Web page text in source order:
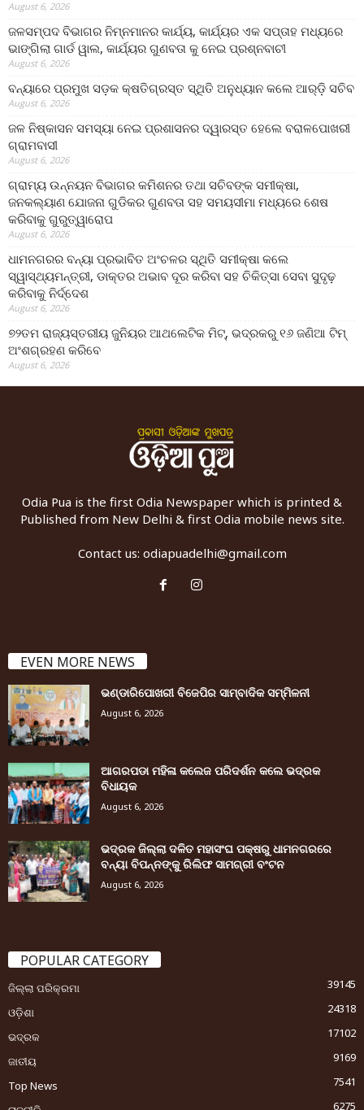
August 6, 2026
ଜଳସମ୍ପଦ ବିଭାଗର ନିମ୍ନମାନର କାର୍ଯ୍ୟ, କାର୍ଯ୍ୟର ଏକ ସପ୍ତାହ ମଧ୍ୟରେ
ଭାଙ୍ଗିଲା ଗାର୍ଡ ୱାଲ, କାର୍ଯ୍ୟର ଗୁଣବତା କୁ ନେଇ ପ୍ରଶ୍ନବାଚୀ
August 6, 2026
ବନ୍ୟାରେ ପ୍ରମୁଖ ସଡ଼କ କ୍ଷତିଗ୍ରସ୍ତ ସ୍ଥିତି ଅନୁଧ୍ୟାନ କଲେ ଆର୍‌ଡ଼ି ସଚିବ
August 6, 2026
ଜଳ ନିଷ୍କାସନ ସମସ୍ୟା ନେଇ ପ୍ରଶାସନର ଦ୍ୱାରସ୍ତ ହେଲେ ବରାଳପୋଖରୀ
ଗ୍ରାମବାସୀ
August 6, 2026
ଗ୍ରାମ୍ୟ ଉନ୍ନୟନ ବିଭାଗର କମିଶନର ତଥା ସଚିବଙ୍କ ସମୀକ୍ଷା,
ଜନକଲ୍ୟାଣ ଯୋଜନା ଗୁଡିକର ଗୁଣବତା ସହ ସମୟସୀମା ମଧ୍ୟରେ ଶେଷ
କରିବାକୁ ଗୁରୁତ୍ୱାରୋପ
August 6, 2026
ଧାମନଗରର ବନ୍ୟା ପ୍ରଭାବିତ ଅଂଚଳର ସ୍ଥିତି ସମୀକ୍ଷା କଲେ
ସ୍ୱାସ୍ଥ୍ୟମନ୍ତ୍ରୀ, ଡାକ୍ତର ଅଭାବ ଦୂର କରିବା ସହ ଚିକିତ୍ସା ସେବା ସୁଦୃଢ଼
କରିବାକୁ ନିର୍ଦ୍ଦେଶ
August 6, 2026
୭୨ତମ ରାଜ୍ୟସ୍ତରୀୟ ଜୁନିୟର ଆଥଲେଟିକ ମିଟ୍‌, ଭଦ୍ରକରୁ ୧୬ ଜଣିଆ ଟିମ୍
ଅଂଶଗ୍ରହଣ କରିବେ
August 6, 2026
Odia Pua is the first Odia Newspaper which is printed &
Published from New Delhi & first Odia mobile news site.
Contact us: odiapuadelhi@gmail.com
EVEN MORE NEWS
ଭଣ୍ଡାରିପୋଖରୀ ବିଜେପିର ସାମ୍ବାଦିକ ସମ୍ମିଳନୀ
August 6, 2026
ଆଗରପଡା ମହିଳା କଲେଜ ପରିଦର୍ଶନ କଲେ ଭଦ୍ରକ
ବିଧାୟକ
August 6, 2026
ଭଦ୍ରକ ଜିଲ୍ଲା ଦଳିତ ମହାସଂଘ ପକ୍ଷରୁ ଧାମନଗରରେ
ବନ୍ୟା ବିପନ୍ନଙ୍କୁ ରିଲିଫ ସାମଗ୍ରୀ ବଂଟନ
August 6, 2026
POPULAR CATEGORY
ଜିଲ୍ଲା ପରିକ୍ରମା
39145
ଓଡ଼ିଶା
24318
ଭଦ୍ରକ
17102
ଜାତୀୟ
9169
Top News
7541
6275